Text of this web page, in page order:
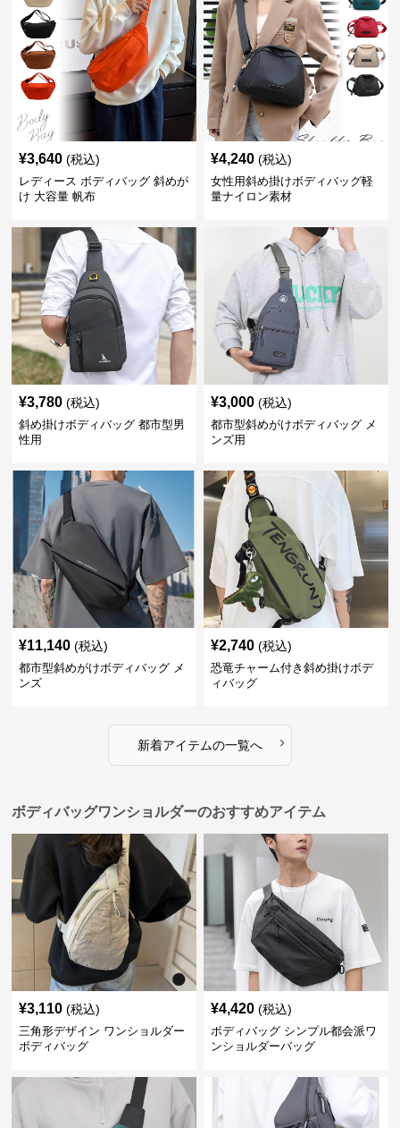
¥3,640 (税込)
レディース ボディバッグ 斜めが
け 大容量 帆布
¥4,240 (税込)
女性用斜め掛けボディバッグ軽
量ナイロン素材
¥3,780 (税込)
斜め掛けボディバッグ 都市型男
性用
¥3,000 (税込)
都市型斜めがけボディバッグ メ
ンズ用
¥11,140 (税込)
都市型斜めがけボディバッグ メ
ンズ
¥2,740 (税込)
恐竜チャーム付き斜め掛けボデ
ィバッグ
新着アイテムの一覧へ ›
ボディバッグワンショルダーのおすすめアイテム
¥3,110 (税込)
三角形デザイン ワンショルダー
ボディバッグ
¥4,420 (税込)
ボディバッグ シンプル都会派ワ
ンショルダーバッグ